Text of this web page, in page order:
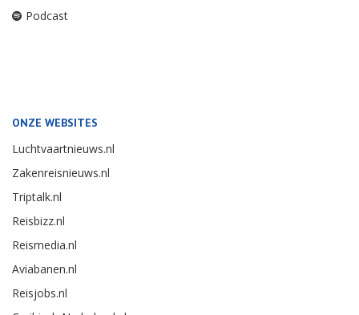
Podcast
ONZE WEBSITES
Luchtvaartnieuws.nl
Zakenreisnieuws.nl
Triptalk.nl
Reisbizz.nl
Reismedia.nl
Aviabanen.nl
Reisjobs.nl